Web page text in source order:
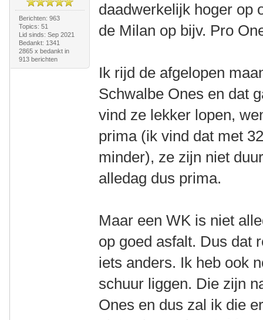
Berichten: 963
Topics: 51
Lid sinds: Sep 2021
Bedankt: 1341
2865 x bedankt in
913 berichten
daadwerkelijk hoger op
de Milan op bijv. Pro
Ik rijd de afgelopen
Schwalbe Ones en dat
vind ze lekker lopen,
prima (ik vind dat met
minder), ze zijn niet
alledag dus prima.
Maar een WK is niet
op goed asfalt. Dus dat
iets anders. Ik heb ook
schuur liggen. Die zijn
Ones en dus zal ik die